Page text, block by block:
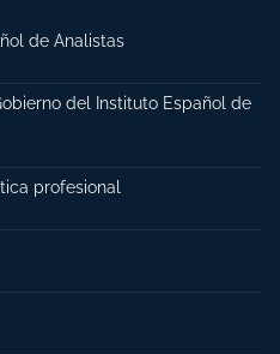
de Analistas
del Instituto Español de
profesional